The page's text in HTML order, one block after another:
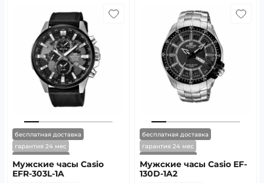
бесплатная доставка
гарантия 24 мес
Мужские часы Casio
EFR-303L-1A
бесплатная доставка
гарантия 24 мес
Мужские часы Casio EF-
130D-1A2